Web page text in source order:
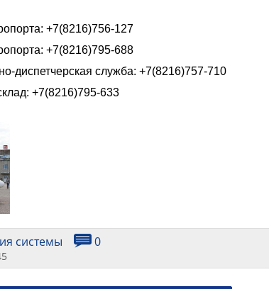
+7(8216)756-127
+7(8216)795-688
диспетчерская служба: +7(8216)757-710
+7(8216)795-633
системы 0